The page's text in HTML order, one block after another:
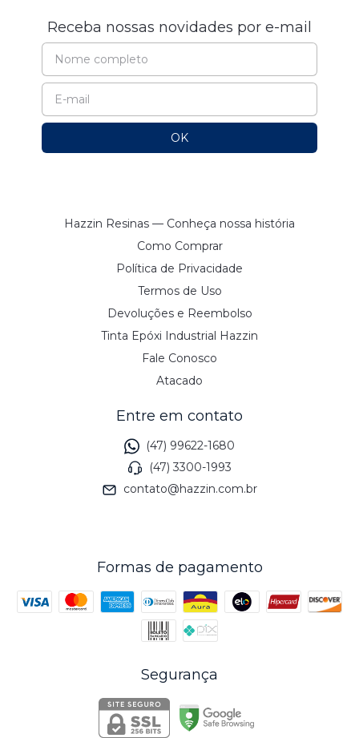
Receba nossas novidades por e-mail
Hazzin Resinas — Conheça nossa história
Como Comprar
Política de Privacidade
Termos de Uso
Devoluções e Reembolso
Tinta Epóxi Industrial Hazzin
Fale Conosco
Atacado
Entre em contato
(47) 99622-1680
(47) 3300-1993
contato@hazzin.com.br
Formas de pagamento
Segurança